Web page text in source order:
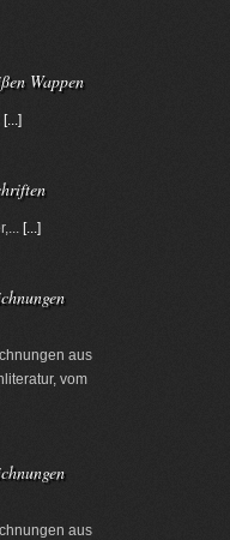
Wappen
[...]
[...]
aus
vom
aus